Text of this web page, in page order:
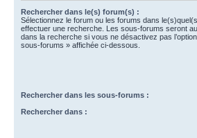
Rechercher dans le(s) forum(s) :
Sélectionnez le forum ou les forums dans
effectuer une recherche. Les sous-forums seront
dans la recherche si vous ne désactivez pas
sous-forums » affichée ci-dessous.
Rechercher dans les sous-forums :
Rechercher dans :